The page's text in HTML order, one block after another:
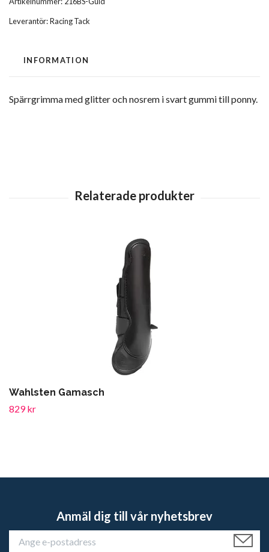
Leverantör:Racing Tack
INFORMATION
Spärrgrimma med glitter och nosrem i svart gummi till ponny.
Wahlsten Gamasch
829 kr
Anmäl dig till vår nyhetsbrev